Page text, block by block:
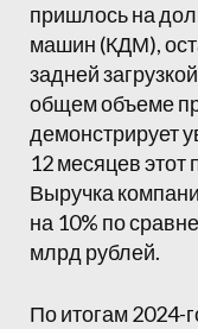
пришлось на
машин (КДМ),
задней
общем объеме
демонстрирует
12 месяцев этот
Выручка
на 10% по
млрд рублей.
По итогам 2024-